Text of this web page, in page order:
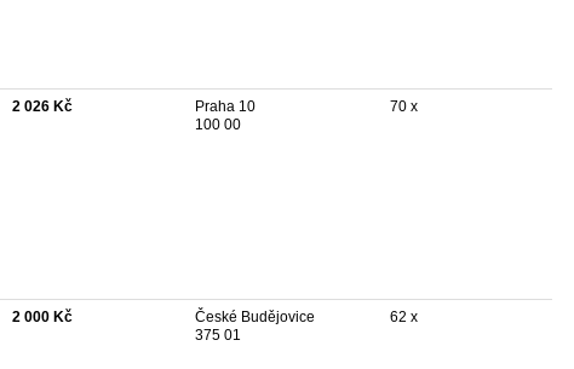
2 026 Kč
Praha 10
100 00
70 x
2 000 Kč
České Budějovice
375 01
62 x